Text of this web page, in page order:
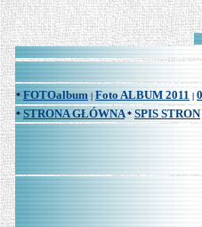
* FOTOalbum | Foto ALBUM 2011 |
* STRONA GŁÓWNA * SPIS STRON